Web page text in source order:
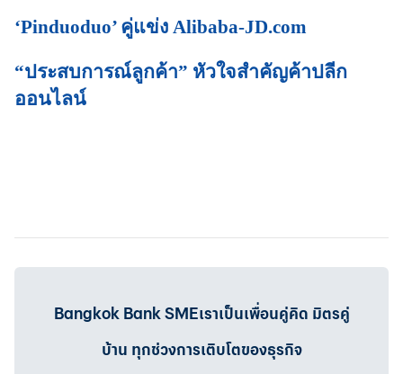
‘Pinduoduo’ คู่แข่ง Alibaba-JD.com
“ประสบการณ์ลูกค้า” หัวใจสำคัญค้าปลีก
ออนไลน์
Bangkok Bank SMEเราเป็นเพื่อนคู่คิด มิตรคู่
บ้าน ทุกช่วงการเติบโตของธุรกิจ